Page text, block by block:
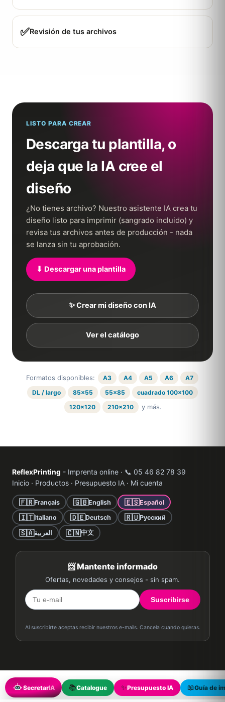
✅Revisión de tus archivos
LISTO PARA CREAR
Descarga tu plantilla, o
deja que la IA cree el
diseño
¿No tienes archivo? Nuestro asistente IA crea tu
diseño listo para imprimir (sangrado incluido) y
revisa tus archivos antes de producción - nada
se lanza sin tu aprobación.
⬇ Descargar una plantilla
✨ Crear mi diseño con IA
Ver el catálogo
Formatos disponibles: A3 A4 A5 A6
A7
DL / largo
85×55 55×85
cuadrado 100×100
120×120
210×210 y más.
ReflexPrinting - Imprenta online · 📞 05 46 82 78 39
Inicio · Productos · Presupuesto IA · Mi cuenta
🇫🇷Français 🇬🇧English 🇪🇸Español
🇮🇹Italiano 🇩🇪Deutsch 🇷🇺Русский
🇸🇦العربية 🇨🇳中文
📨 Mantente informado
Ofertas, novedades y consejos - sin spam.
Suscribirse
Al suscribirte aceptas recibir nuestros e-mails. Cancela cuando quieras.
SecretarIA 📚Catalogue ✨Presupuesto IA 📖Guía de